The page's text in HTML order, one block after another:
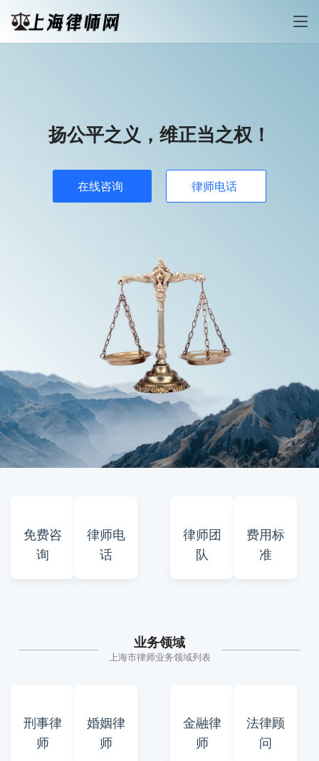
扬公平之义，维正当之权！
在线咨询 律师电话
免费咨
询
律师电
话
律师团
队
费用标
准
业务领域
上海市律师业务领域列表
刑事律
师
婚姻律
师
金融律
师
法律顾
问